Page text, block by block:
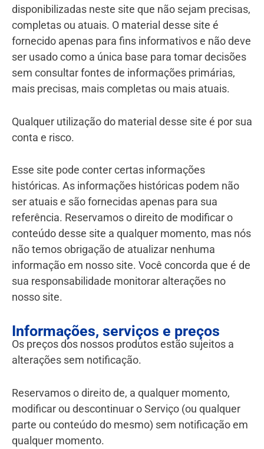
disponibilizadas neste site que não sejam precisas,
completas ou atuais. O material desse site é
fornecido apenas para fins informativos e não deve
ser usado como a única base para tomar decisões
sem consultar fontes de informações primárias,
mais precisas, mais completas ou mais atuais.
Qualquer utilização do material desse site é por sua
conta e risco.
Esse site pode conter certas informações
históricas. As informações históricas podem não
ser atuais e são fornecidas apenas para sua
referência. Reservamos o direito de modificar o
conteúdo desse site a qualquer momento, mas nós
não temos obrigação de atualizar nenhuma
informação em nosso site. Você concorda que é de
sua responsabilidade monitorar alterações no
nosso site.
Informações, serviços e preços
Os preços dos nossos produtos estão sujeitos a
alterações sem notificação.
Reservamos o direito de, a qualquer momento,
modificar ou descontinuar o Serviço (ou qualquer
parte ou conteúdo do mesmo) sem notificação em
qualquer momento.